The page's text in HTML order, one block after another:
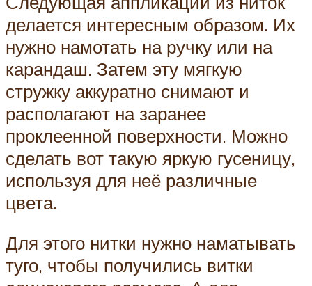
делается интересным образом. Их
нужно намотать на ручку или на
карандаш. Затем эту мягкую
стружку аккуратно снимают и
располагают на заранее
проклеенной поверхности. Можно
сделать вот такую яркую гусеницу,
используя для неё различные
цвета.
Для этого нитки нужно наматывать
туго, чтобы получились витки